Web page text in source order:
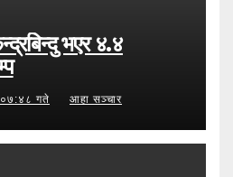
भएर ४.४
०७:४८ गते आहा सञ्चार